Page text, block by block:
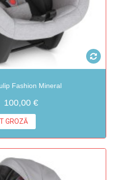
Fashion Mineral
100,00 €
GROZĀ